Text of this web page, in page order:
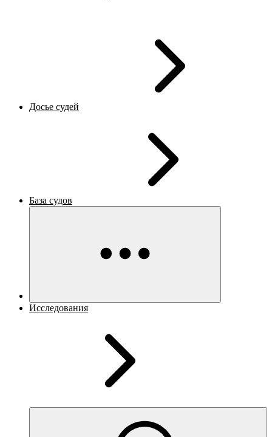
Досье судей
База судов
Исследования